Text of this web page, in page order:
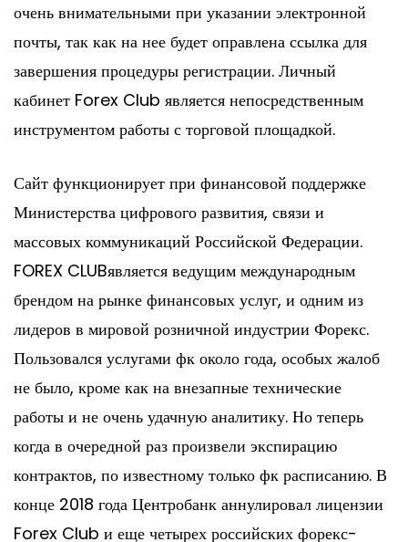
очень внимательными при указании электронной
почты, так как на нее будет оправлена ссылка для
завершения процедуры регистрации. Личный
кабинет Forex Club является непосредственным
инструментом работы с торговой площадкой.
Сайт функционирует при финансовой поддержке
Министерства цифрового развития, связи и
массовых коммуникаций Российской Федерации.
FOREX CLUBявляется ведущим международным
брендом на рынке финансовых услуг, и одним из
лидеров в мировой розничной индустрии Форекс.
Пользовался услугами фк около года, особых жалоб
не было, кроме как на внезапные технические
работы и не очень удачную аналитику. Но теперь
когда в очередной раз произвели экспирацию
контрактов, по известному только фк расписанию. В
конце 2018 года Центробанк аннулировал лицензии
Forex Club и еще четырех российских форекс-